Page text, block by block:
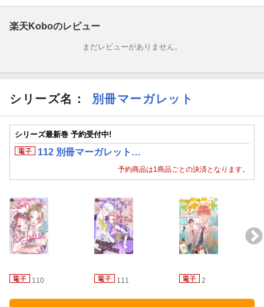
楽天Koboのレビュー
まだレビューがありません。
シリーズ名： 別冊マーガレット
シリーズ最新巻 予約受付中!
112 別冊マーガレット…
予約商品は1商品ごとの決済となります。
110 111 2